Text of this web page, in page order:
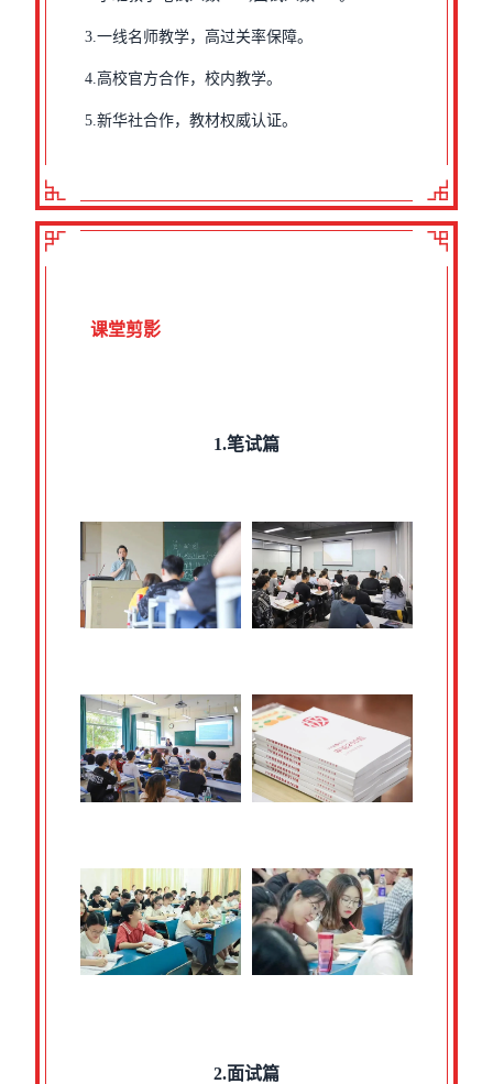
3.一线名师教学，高过关率保障。
4.高校官方合作，校内教学。
5.新华社合作，教材权威认证。
课堂剪影
1.笔试篇
2.面试篇